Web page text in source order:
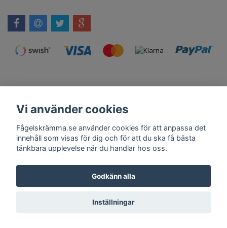
Kontakt Om Oss Köpvillkor Skadedjursprodukter.se
Tilahome.se
Få vårt nyhetsbrev
Anmäl
© Copyright 2026 Fågelskrämma.se
Vi använder cookies
Fågelskrämma.se använder cookies för att anpassa det
innehåll som visas för dig och för att du ska få bästa
tänkbara upplevelse när du handlar hos oss.
Godkänn alla
Inställningar